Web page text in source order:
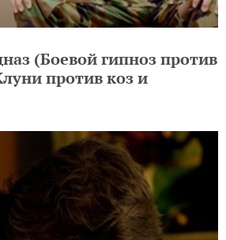
(Боевой гипноз против
против коз и